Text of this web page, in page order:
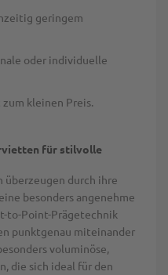
geringem
oder individuelle
kleinen Preis.
für stilvolle
durch ihre
besonders angenehme
to-Point-Prägetechnik
punktgenau miteinander
voluminöse,
die sich ideal für den